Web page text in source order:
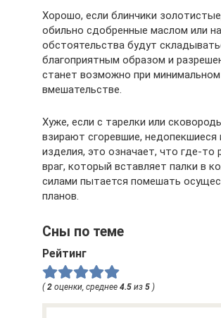
Хорошо, если блинчики
обильно сдобренные маслом или
обстоятельства будут
благоприятным образом и
станет возможно при
вмешательстве.
Хуже, если с тарелки или
взирают сгоревшие, недопекшиеся
изделия, это означает, что где-то
враг, который вставляет палки в
силами пытается помешать
планов.
Сны по теме
Рейтинг
(2 оценки, среднее 4.5 из 5 )